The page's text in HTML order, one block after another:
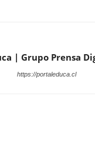
| Grupo Prensa
https://portaleduca.cl